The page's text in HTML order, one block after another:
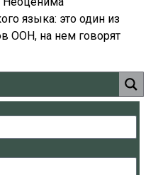
языка: это один из
ООН, на нем говорят